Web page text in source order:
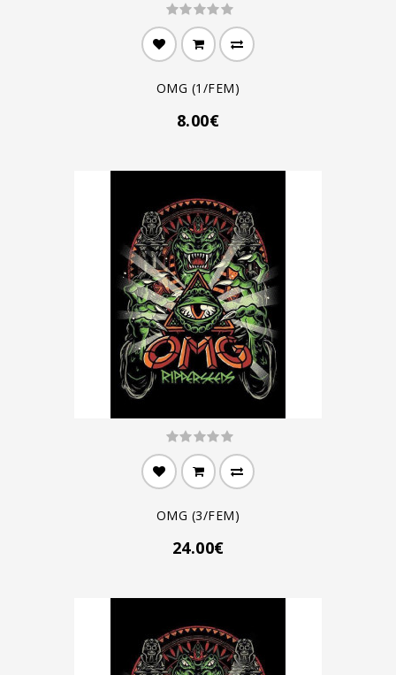
OMG (1/FEM)
8.00€
OMG (3/FEM)
24.00€